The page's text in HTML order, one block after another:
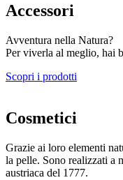
Accessori
Avventura nella Natura?
Per viverla al meglio, hai
Scopri i prodotti
Cosmetici
Grazie ai loro elementi
la pelle. Sono realizzati a
austriaca del 1777.